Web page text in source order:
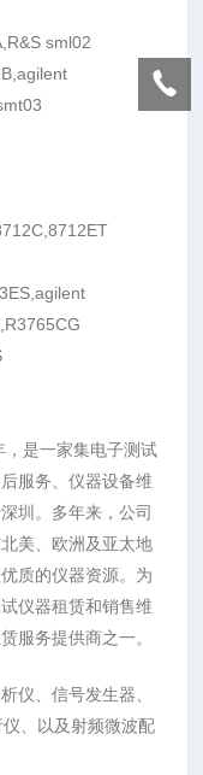
sml02
是一家集电子测试
服务、仪器设备维
圳。多年来，公司
美、欧洲及亚太地
质的仪器资源。为
仪器租赁和销售维
服务提供商之一。
仪、信号发生器、
、以及射频微波配